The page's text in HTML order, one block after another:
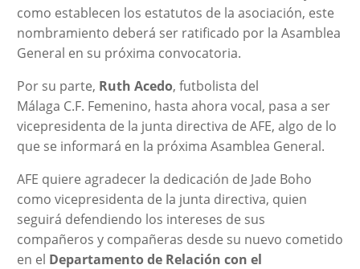
como establecen los estatutos de la asociación, este
nombramiento deberá ser ratificado por la Asamblea
General en su próxima convocatoria.
Por su parte, Ruth Acedo, futbolista del
Málaga C.F. Femenino, hasta ahora vocal, pasa a ser
vicepresidenta de la junta directiva de AFE, algo de lo
que se informará en la próxima Asamblea General.
AFE quiere agradecer la dedicación de Jade Boho
como vicepresidenta de la junta directiva, quien
seguirá defendiendo los intereses de sus
compañeros y compañeras desde su nuevo cometido
en el Departamento de Relación con el